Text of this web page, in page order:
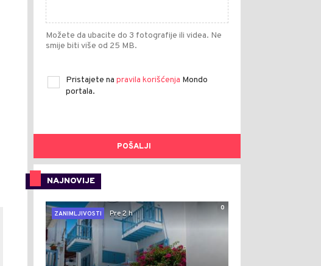
Možete da ubacite do 3 fotografije ili videa. Ne
smije biti više od 25 MB.
Pristajete na pravila korišćenja Mondo
portala.
POŠALJI
NAJNOVIJE
0
ZANIMLJIVOSTI
Pre 2 h